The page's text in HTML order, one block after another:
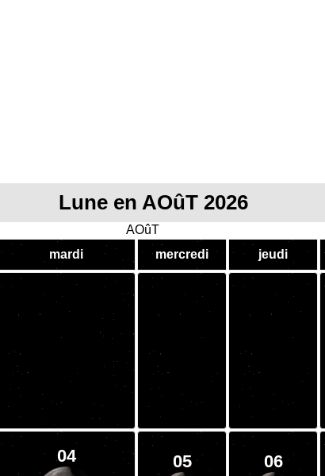
Lune en AOûT 2026
AOûT
mardi mercredi jeudi
04 05 06